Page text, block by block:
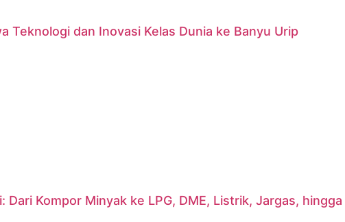
Teknologi dan Inovasi Kelas Dunia ke Banyu Urip
Dari Kompor Minyak ke LPG, DME, Listrik, Jargas,